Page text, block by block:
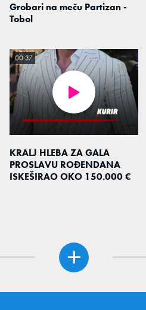
Grobari na meču Partizan -
Tobol
KRALJ HLEBA ZA GALA
PROSLAVU ROĐENDANA
ISKEŠIRAO OKO 150.000 €
00:37